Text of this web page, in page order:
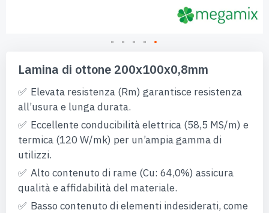
all'inizio
della
galleria
immagini
Lamina di ottone 200x100x0,8mm
Elevata resistenza (Rm) garantisce resistenza
all’usura e lunga durata.
Eccellente conducibilità elettrica (58,5 MS/m) e
termica (120 W/mk) per un’ampia gamma di
utilizzi.
Alto contenuto di rame (Cu: 64,0%) assicura
qualità e affidabilità del materiale.
Basso contenuto di elementi indesiderati, come